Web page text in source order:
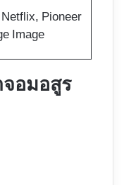
Netflix, Pioneer
Image
จอมอสูร